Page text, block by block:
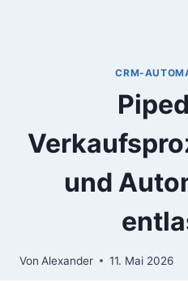
CRM-
und
Von Alexander 11. Mai 2026